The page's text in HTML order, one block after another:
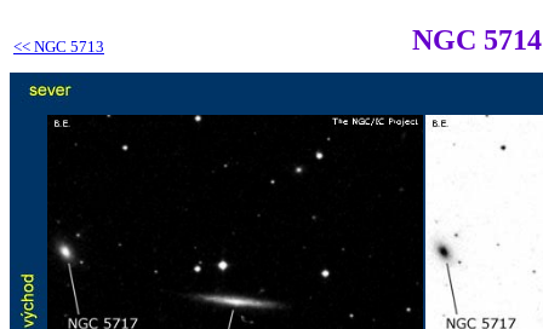
<< NGC 5713 NGC 5714